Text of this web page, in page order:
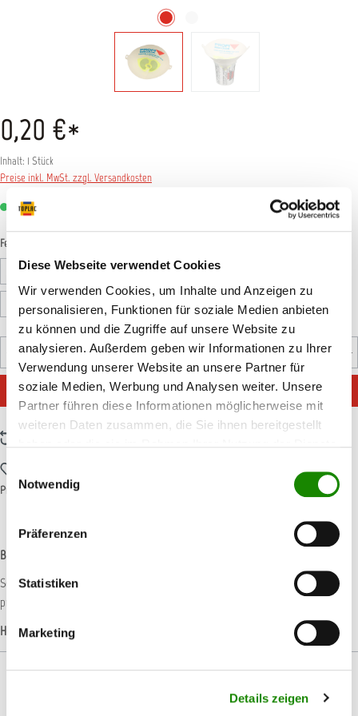
Diese Webseite verwendet Cookies
Wir verwenden Cookies, um Inhalte und Anzeigen zu
personalisieren, Funktionen für soziale Medien anbieten
zu können und die Zugriffe auf unsere Website zu
analysieren. Außerdem geben wir Informationen zu Ihrer
Verwendung unserer Website an unsere Partner für
soziale Medien, Werbung und Analysen weiter. Unsere
Partner führen diese Informationen möglicherweise mit
weiteren Daten zusammen, die Sie ihnen bereitgestellt
Einwilligungsauswahl
Notwendig
Präferenzen
Statistiken
Marketing
Details zeigen
0,20 €*
Inhalt: 1 Stück
Preise inkl. MwSt. zzgl. Versandkosten
Sofort verfügbar, Lieferzeit: 1-3 Tage
Feinheitsgrad
1 Stück 125µ 1 Stück 190µ 125 Stück 125µ
125 Stück 260µ
Produkt Anzahl: Gib den gewünschten Wert ein oder
IN DEN WARENKORB
Produktnummer:C66006561
Beschreibung
Schon immer ein Qualitätsprodukt: Gefertigt aus hochwertigsten Materialien
präsentieren E-D-SCHNELLSIEB®-Gewebe einen hohen…
Hersteller-Informationen